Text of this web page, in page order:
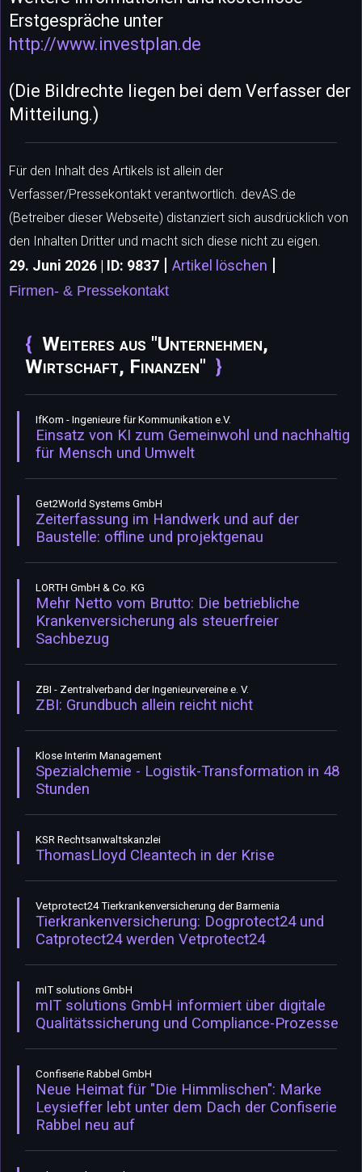
Erstgespräche unter
http://www.investplan.de
(Die Bildrechte liegen bei dem Verfasser der
Mitteilung.)
Für den Inhalt des Artikels ist allein der
Verfasser/Pressekontakt verantwortlich. devAS.de
(Betreiber dieser Webseite) distanziert sich ausdrücklich von
den Inhalten Dritter und macht sich diese nicht zu eigen.
29. Juni 2026 | ID: 9837 | Artikel löschen |
Firmen- & Pressekontakt
Weiteres aus "Unternehmen,
Wirtschaft, Finanzen"
IfKom - Ingenieure für Kommunikation e.V.
Einsatz von KI zum Gemeinwohl und nachhaltig
für Mensch und Umwelt
Get2World Systems GmbH
Zeiterfassung im Handwerk und auf der
Baustelle: offline und projektgenau
LORTH GmbH & Co. KG
Mehr Netto vom Brutto: Die betriebliche
Krankenversicherung als steuerfreier
Sachbezug
ZBI - Zentralverband der Ingenieurvereine e. V.
ZBI: Grundbuch allein reicht nicht
Klose Interim Management
Spezialchemie - Logistik-Transformation in 48
Stunden
KSR Rechtsanwaltskanzlei
ThomasLloyd Cleantech in der Krise
Vetprotect24 Tierkrankenversicherung der Barmenia
Tierkrankenversicherung: Dogprotect24 und
Catprotect24 werden Vetprotect24
mIT solutions GmbH
mIT solutions GmbH informiert über digitale
Qualitätssicherung und Compliance-Prozesse
Confiserie Rabbel GmbH
Neue Heimat für "Die Himmlischen": Marke
Leysieffer lebt unter dem Dach der Confiserie
Rabbel neu auf